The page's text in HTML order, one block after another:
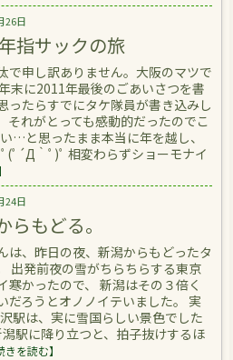
26日
指サックの旅
で申し訳ありません。大阪のマツで
末に2011年最後のごあいさつを書
ったらすでにタケ隊員が書き込みし
それがとっても感動的だったのでこ
…と思ったまま本当に年を越し、
(ﾟ´Д｀ﾟ)ﾟ 相変わらずショーモナイ
24日
らもどる。
は、昨日の夜、新潟からもどったタ
出発前夜の雪がちらちらする東京
寒かったので、 新潟はその３倍く
だろうとオノノイテいました。 実
駅は、実に雪国らしい景色でした
潟駅に降り立つと、拍子抜けするほ
きを読む】